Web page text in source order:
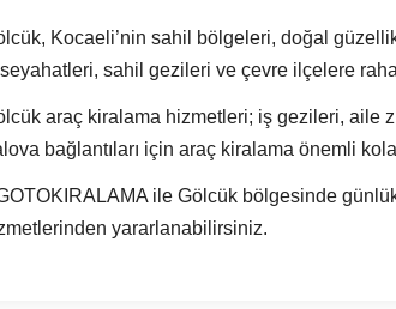
Kocaeli’nin sahil bölgeleri, doğal
sahil gezileri ve çevre ilçelere
araç kiralama hizmetleri; iş gezileri, aile
bağlantıları için araç kiralama önemli
ile Gölcük bölgesinde
yararlanabilirsiniz.